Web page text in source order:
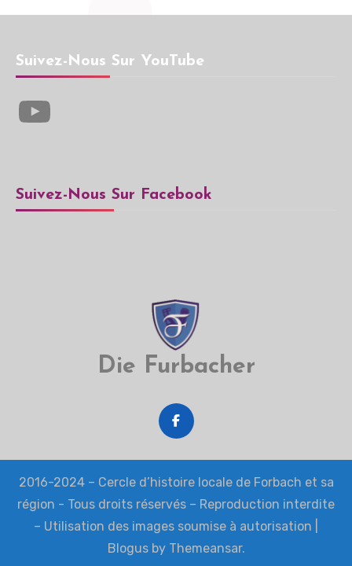
Suivez-Nous Sur YouTube
YouTube
Suivez-Nous Sur Facebook
Die Furbacher
2016-2024 – Cercle d’histoire locale de Forbach et sa
région - Tous droits réservés – Reproduction interdite
– Utilisation des images soumise à autorisation
Blogusby Themeansar.